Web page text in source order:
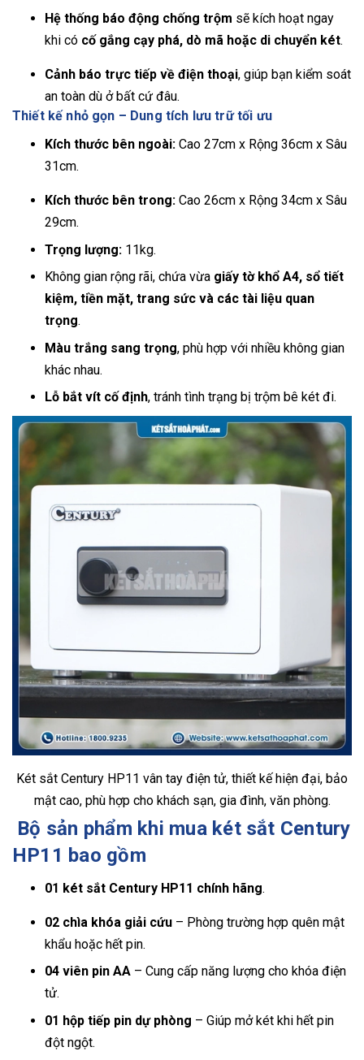
Hệ thống báo động chống trộm sẽ kích hoạt ngay
khi có cố gắng cạy phá, dò mã hoặc di chuyển két.
Cảnh báo trực tiếp về điện thoại, giúp bạn kiểm soát
an toàn dù ở bất cứ đâu.
Thiết kế nhỏ gọn – Dung tích lưu trữ tối ưu
Kích thước bên ngoài: Cao 27cm x Rộng 36cm x Sâu
31cm.
Kích thước bên trong: Cao 26cm x Rộng 34cm x Sâu
29cm.
Trọng lượng: 11kg.
Không gian rộng rãi, chứa vừa giấy tờ khổ A4, sổ tiết
kiệm, tiền mặt, trang sức và các tài liệu quan
trọng.
Màu trắng sang trọng, phù hợp với nhiều không gian
khác nhau.
Lỗ bắt vít cố định, tránh tình trạng bị trộm bê két đi.
Két sắt Century HP11 vân tay điện tử, thiết kế hiện đại, bảo
mật cao, phù hợp cho khách sạn, gia đình, văn phòng.
Bộ sản phẩm khi mua két sắt Century
HP11 bao gồm
01 két sắt Century HP11 chính hãng.
02 chìa khóa giải cứu – Phòng trường hợp quên mật
khẩu hoặc hết pin.
04 viên pin AA – Cung cấp năng lượng cho khóa điện
tử.
01 hộp tiếp pin dự phòng – Giúp mở két khi hết pin
đột ngột.